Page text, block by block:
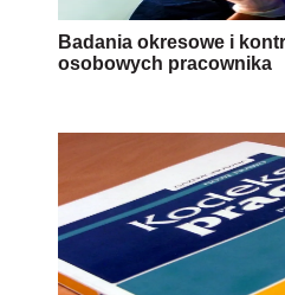
Badania okresowe i
osobowych pracownika